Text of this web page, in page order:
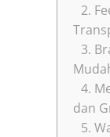
2.
3.
4.
dan
5.